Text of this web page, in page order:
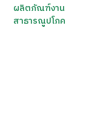
ผลิตภัณฑ์งาน
สาธารณูปโภค